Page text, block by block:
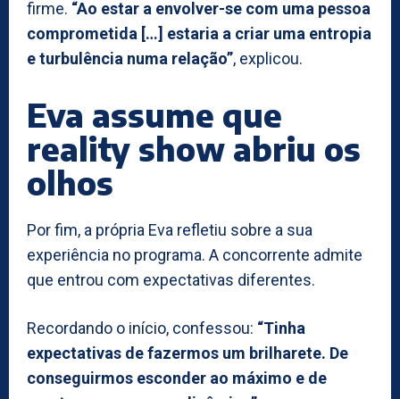
firme. “Ao estar a envolver-se com uma pessoa
comprometida […] estaria a criar uma entropia
e turbulência numa relação”, explicou.
Eva assume que
reality show abriu os
olhos
Por fim, a própria Eva refletiu sobre a sua
experiência no programa. A concorrente admite
que entrou com expectativas diferentes.
Recordando o início, confessou: “Tinha
expectativas de fazermos um brilharete. De
conseguirmos esconder ao máximo e de